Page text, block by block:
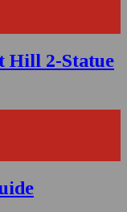
Hill 2-Statue